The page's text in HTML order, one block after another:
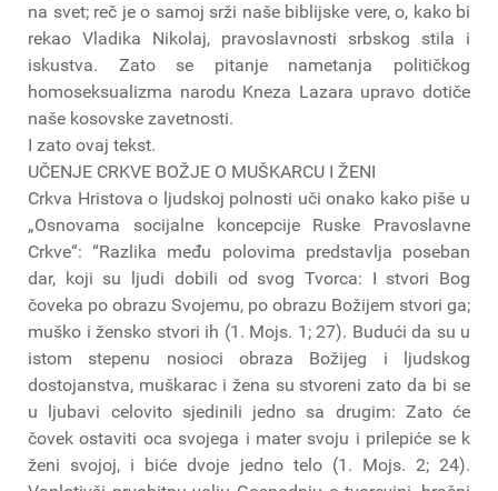
na svet; reč je o samoj srži naše biblijske vere, o, kako bi
rekao Vladika Nikolaj, pravoslavnosti srbskog stila i
iskustva. Zato se pitanje nametanja političkog
homoseksualizma narodu Kneza Lazara upravo dotiče
naše kosovske zavetnosti.
I zato ovaj tekst.
UČENJE CRKVE BOŽJE O MUŠKARCU I ŽENI
Crkva Hristova o ljudskoj polnosti uči onako kako piše u
„Osnovama socijalne koncepcije Ruske Pravoslavne
Crkve“: “Razlika među polovima predstavlja poseban
dar, koji su ljudi dobili od svog Tvorca: I stvori Bog
čoveka po obrazu Svojemu, po obrazu Božijem stvori ga;
muško i žensko stvori ih (1. Mojs. 1; 27). Budući da su u
istom stepenu nosioci obraza Božijeg i ljudskog
dostojanstva, muškarac i žena su stvoreni zato da bi se
u ljubavi celovito sjedinili jedno sa drugim: Zato će
čovek ostaviti oca svojega i mater svoju i prilepiće se k
ženi svojoj, i biće dvoje jedno telo (1. Mojs. 2; 24).